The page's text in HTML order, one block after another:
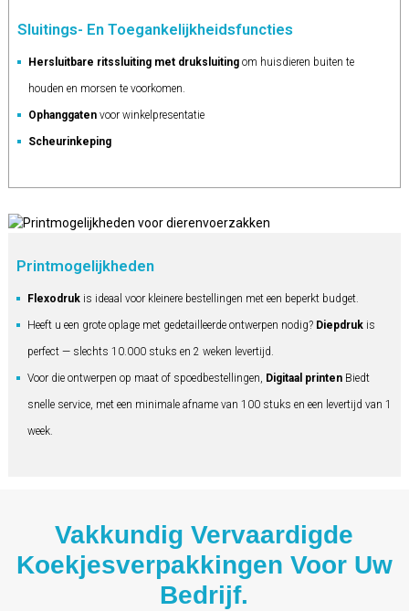
Sluitings- En Toegankelijkheidsfuncties
Hersluitbare ritssluiting met druksluitingom huisdieren buiten te
houden en morsen te voorkomen.
Ophanggatenvoor winkelpresentatie
Scheurinkeping
Printmogelijkheden
Flexodrukis ideaal voor kleinere bestellingen met een beperkt budget.
Heeft u een grote oplage met gedetailleerde ontwerpen nodig? Diepdrukis
perfect — slechts 10.000 stuks en 2 weken levertijd.
Voor die ontwerpen op maat of spoedbestellingen, Digitaal printenBiedt
snelle service, met een minimale afname van 100 stuks en een levertijd van 1
week.
Vakkundig Vervaardigde
Koekjesverpakkingen Voor Uw
Bedrijf.